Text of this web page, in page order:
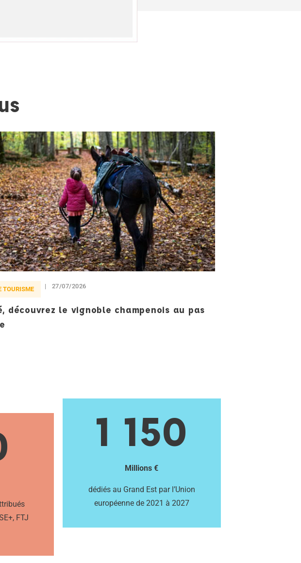
TOURISME 27/07/2026
découvrez le vignoble champenois au pas
FTJ
1 150
Millions €
dédiés au Grand Est par l’Union
européenne de 2021 à 2027